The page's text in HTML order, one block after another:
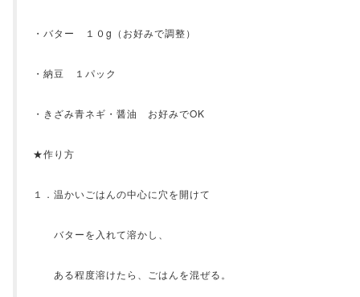
・バター １０g（お好みで調整）
・納豆 １パック
・きざみ青ネギ・醤油 お好みでOK
★作り方
１．温かいごはんの中心に穴を開けて
バターを入れて溶かし、
ある程度溶けたら、ごはんを混ぜる。